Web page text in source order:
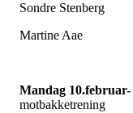
Sondre Stenberg
Martine Aae
Mandag 10.februar-
motbakketrening